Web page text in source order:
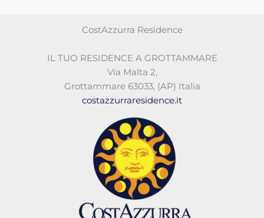
CostAzzurra Residence
IL TUO RESIDENCE A GROTTAMMARE
Via Malta 2,
Grottammare 63033, (AP) Italia
costazzurraresidence.it